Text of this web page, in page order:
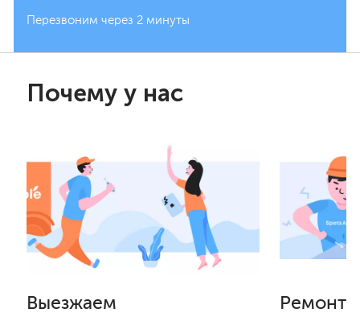
Перезвоним через 2 минуты
Почему у нас
Выезжаем